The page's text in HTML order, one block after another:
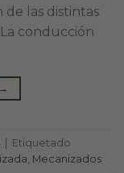
las distintas
conducción
→
Etiquetado
Mecanizados